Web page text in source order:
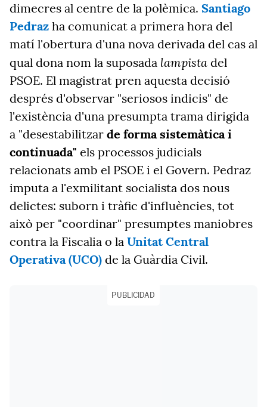
dimecres al centre de la polèmica. Santiago
Pedraz ha comunicat a primera hora del
matí l'obertura d'una nova derivada del cas al
qual dona nom la suposada lampista del
PSOE. El magistrat pren aquesta decisió
després d'observar "seriosos indicis" de
l'existència d'una presumpta trama dirigida
a "desestabilitzar de forma sistemàtica i
continuada" els processos judicials
relacionats amb el PSOE i el Govern. Pedraz
imputa a l'exmilitant socialista dos nous
delictes: suborn i tràfic d'influències, tot
això per "coordinar" presumptes maniobres
contra la Fiscalia o la Unitat Central
Operativa (UCO) de la Guàrdia Civil.
PUBLICIDAD